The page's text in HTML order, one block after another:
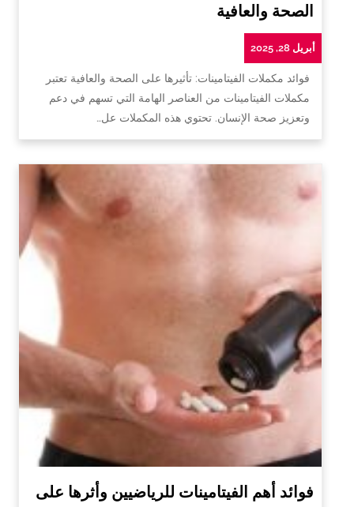
الصحة والعافية
أبريل 28, 2025
فوائد مكملات الفيتامينات: تأثيرها على الصحة والعافية تعتبر
مكملات الفيتامينات من العناصر الهامة التي تسهم في دعم
وتعزيز صحة الإنسان. تحتوي هذه المكملات عل…
فوائد أهم الفيتامينات للرياضيين وأثرها على